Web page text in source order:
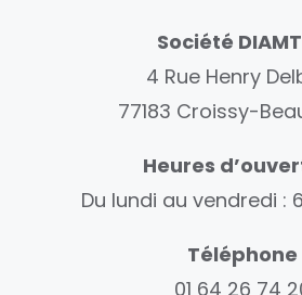
Société
4 Rue Henry
77183 Croissy-
Heures
Du lundi au vendredi :
Téléphone
01 64 26 74